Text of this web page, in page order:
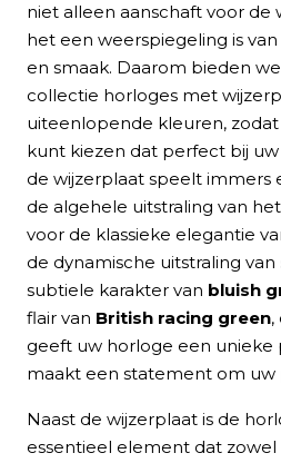
niet alleen aanschaft voor de
het een weerspiegeling is
en smaak. Daarom bieden
collectie horloges met
uiteenlopende kleuren,
kunt kiezen dat perfect bij uw
de wijzerplaat speelt immers
de algehele uitstraling van
voor de klassieke elegantie
de dynamische uitstraling van
subtiele karakter van bluish
flair van British racing green,
geeft uw horloge een unieke
maakt een statement om uw
Naast de wijzerplaat is de
essentieel element dat